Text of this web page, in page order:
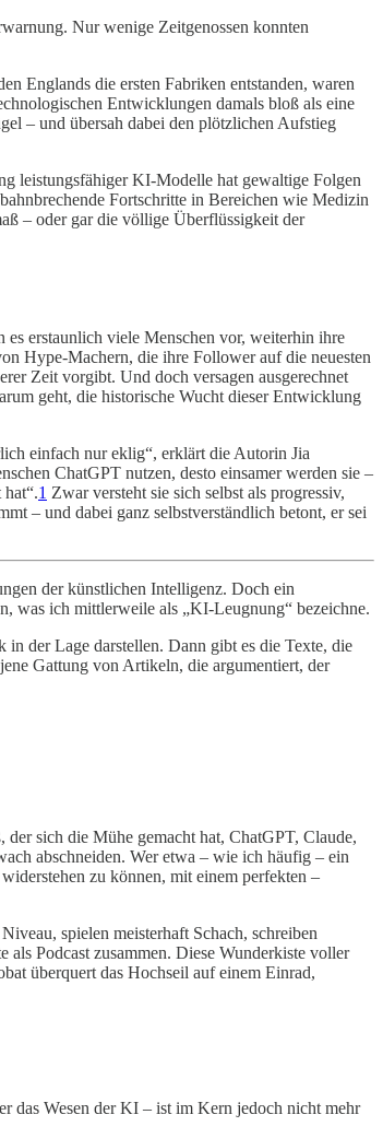
Nur wenige Zeitgenossen konnten
Englands die ersten Fabriken entstanden, waren
Entwicklungen damals bloß als eine
– und übersah dabei den plötzlichen Aufstieg
leistungsfähiger KI-Modelle hat gewaltige Folgen
Fortschritte in Bereichen wie Medizin
– oder gar die völlige Überflüssigkeit der
erstaunlich viele Menschen vor, weiterhin ihre
Hype-Machern, die ihre Follower auf die neuesten
Zeit vorgibt. Und doch versagen ausgerechnet
geht, die historische Wucht dieser Entwicklung
einfach nur eklig“, erklärt die Autorin Jia
ChatGPT nutzen, desto einsamer werden sie –
1 Zwar versteht sie sich selbst als progressiv,
– und dabei ganz selbstverständlich betont, er sei
der künstlichen Intelligenz. Doch ein
was ich mittlerweile als „KI-Leugnung“ bezeichne.
der Lage darstellen. Dann gibt es die Texte, die
Gattung von Artikeln, die argumentiert, der
sich die Mühe gemacht hat, ChatGPT, Claude,
abschneiden. Wer etwa – wie ich häufig – ein
zu können, mit einem perfekten –
spielen meisterhaft Schach, schreiben
als Podcast zusammen. Diese Wunderkiste voller
überquert das Hochseil auf einem Einrad,
das Wesen der KI – ist im Kern jedoch nicht mehr